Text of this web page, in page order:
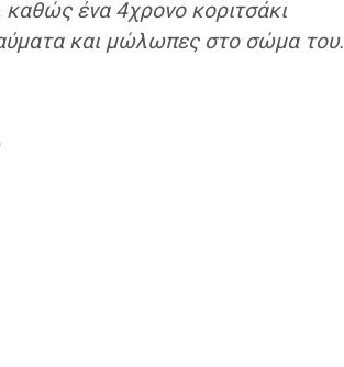
ένα 4χρονο κοριτσάκι
και μώλωπες στο σώμα του.